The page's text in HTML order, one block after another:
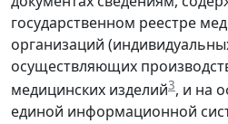
государственном реестре
организаций
осуществляющих
медицинских изделий3, и на
единой информационной